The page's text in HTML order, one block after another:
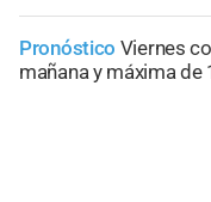
Pronóstico Viernes
mañana y máxima de